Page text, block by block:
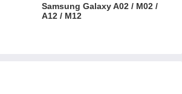
Samsung Galaxy A02 / M02 /
A12 / M12